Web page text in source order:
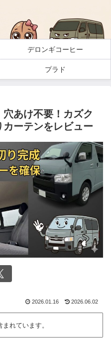
デロンギコーヒー
プラド
穴あけ不要！カズク
カーテンをレビュー
2026.01.16 2026.06.02
れています。